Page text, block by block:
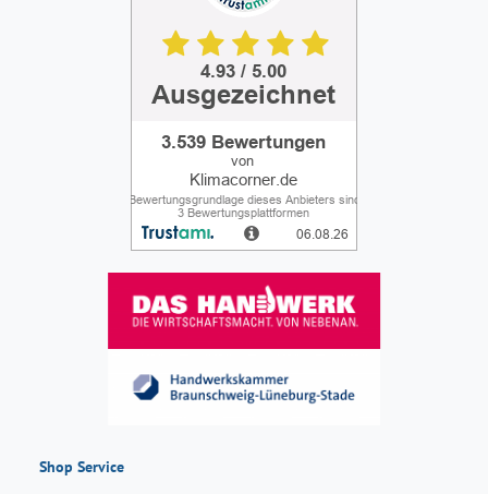
Shop Service